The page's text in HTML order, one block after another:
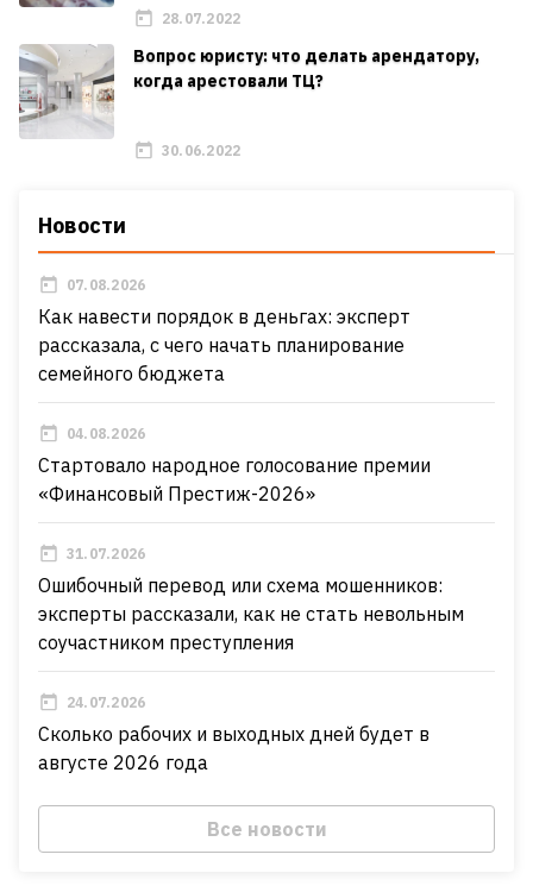
28.07.2022
Вопрос юристу: что делать арендатору,
когда арестовали ТЦ?
30.06.2022
Новости
07.08.2026
Как навести порядок в деньгах: эксперт
рассказала, с чего начать планирование
семейного бюджета
04.08.2026
Стартовало народное голосование премии
«Финансовый Престиж-2026»
31.07.2026
Ошибочный перевод или схема мошенников:
эксперты рассказали, как не стать невольным
соучастником преступления
24.07.2026
Сколько рабочих и выходных дней будет в
августе 2026 года
Все новости